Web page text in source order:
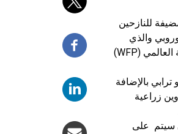
للنازحين
والذي
تنفّذه منظمة الأغذية والزراعة للأمم المتحدة (الفاو) بالتعاون مع وزارة الزراعة وبرنامج الأغذية العالمي (WFP)
بالإضافة
زراعية
سيتم على